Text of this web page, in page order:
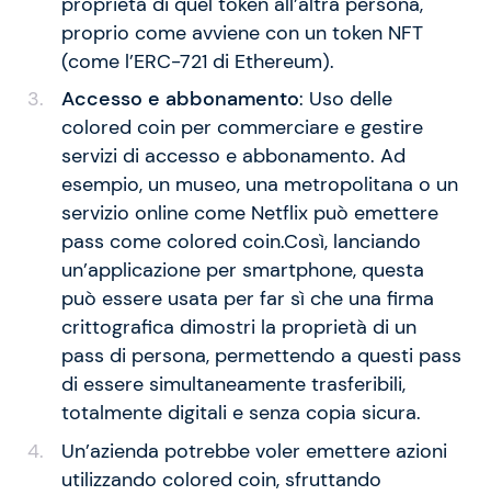
proprio come avviene con un token NFT
(come l’ERC-721 di Ethereum).
Accesso e abbonamento: Uso delle
colored coin per commerciare e gestire
servizi di accesso e abbonamento. Ad
esempio, un museo, una metropolitana o un
servizio online come Netflix può emettere
pass come colored coin.Così, lanciando
un’applicazione per smartphone, questa
può essere usata per far sì che una firma
crittografica dimostri la proprietà di un
pass di persona, permettendo a questi pass
di essere simultaneamente trasferibili,
totalmente digitali e senza copia sicura.
Un’azienda potrebbe voler emettere azioni
utilizzando colored coin, sfruttando